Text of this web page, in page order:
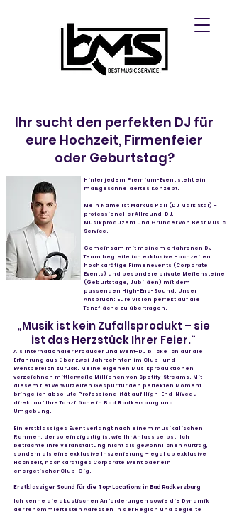
Ihr sucht den perfekten DJ für
eure Hochzeit, Firmenfeier
oder Geburtstag?
Hinter jedem Premium-Event steht ein
maßgeschneidertes Konzept.
Mein Name ist Markus Pall (DJ Mark Star) –
professioneller Allround-DJ,
Musikproduzent und Gründer von Best Music
Service.
Gemeinsam mit meinem erfahrenen DJ-
Team begleite ich exklusive Hochzeiten,
hochkarätige Firmenevents (Corporate
Events) und besondere private Meilensteine
(Geburtstage, Jubiläen) mit dem
passenden High-End-Sound. Unser
Anspruch: Eure Vision perfekt auf die
Tanzfläche zu übertragen.
„Musik ist kein Zufallsprodukt – sie
ist das Herzstück Ihrer Feier.“
Als internationaler Producer und Event-DJ blicke ich auf die
Erfahrung aus über zwei Jahrzehnten im Club- und
Eventbereich zurück. Meine eigenen Musikproduktionen
verzeichnen mittlerweile Millionen von Spotify-Streams. Mit
diesem tief verwurzelten Gespür für den perfekten Moment
bringe ich absolute Professionalität auf High-End-Niveau
direkt auf Ihre Tanzfläche in Bad Radkersburg und
Umgebung.
Ein erstklassiges Event verlangt nach einem musikalischen
Rahmen, der so einzigartig ist wie Ihr Anlass selbst. Ich
betrachte Ihre Veranstaltung nicht als gewöhnlichen Auftrag,
sondern als eine exklusive Inszenierung – egal ob exklusive
Hochzeit, hochkarätiges Corporate Event oder ein
energetischer Club-Gig.
Erstklassiger Sound für die Top-Locations in Bad Radkersburg
Ich kenne die akustischen Anforderungen sowie die Dynamik
der renommiertesten Adressen in der Region und begleite